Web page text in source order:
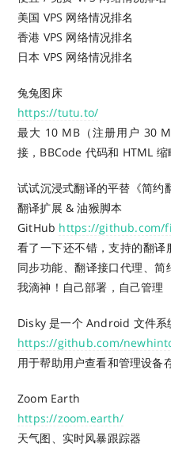
美国 VPS 网络情况排名
香港 VPS 网络情况排名
日本 VPS 网络情况排名
兔兔图床
https://tutu.to/
最大 10 MB（注册用户 30
接，BBCode 代码和 HTML 缩
试试沉浸式翻译的平替《简约
翻译扩展 & 油猴脚本
GitHub https://github.com/
看了一下还不错，支持的翻
同步功能、翻译接口代理、简
我滴神！自己部署，自己管理
Disky 是一个 Android 文件系
https://github.com/
用于帮助用户查看和管理设备
Zoom Earth
https://zoom.earth/
天气图、实时风暴跟踪器